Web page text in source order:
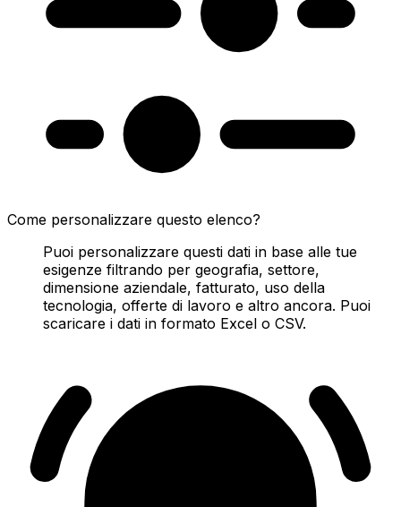
Come personalizzare questo elenco?
Puoi personalizzare questi dati in base alle tue
esigenze filtrando per geografia, settore,
dimensione aziendale, fatturato, uso della
tecnologia, offerte di lavoro e altro ancora. Puoi
scaricare i dati in formato Excel o CSV.